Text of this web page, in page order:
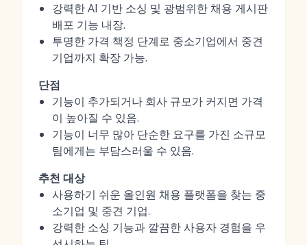
강력한 AI 기반 소싱 및 광범위한 채용 게시판
배포 기능 내장.
투명한 가격 책정 단계로 중소기업에서 중견
기업까지 확장 가능.
단점
기능이 추가되거나 회사 규모가 커지면 가격
이 높아질 수 있음.
기능이 너무 많아 단순한 요구를 가진 소규모
팀에게는 부담스러울 수 있음.
추천 대상
사용하기 쉬운 올인원 채용 플랫폼을 찾는 중
소기업 및 중견 기업.
강력한 소싱 기능과 깔끔한 사용자 경험을 우